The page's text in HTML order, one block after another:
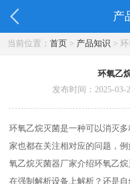
产
当前位置： 首页> 产品知识 >
环氧乙
发布时间：2025-
环氧乙烷灭菌是一种可以消灭
家也都在关注相对应的问题，
氧乙烷灭菌器厂家介绍环氧乙
在强制解析设备上解析？还是